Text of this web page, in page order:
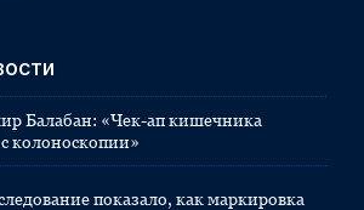
Балабан: «Чек-ап кишечника
колоноскопии»
показало, как маркировка